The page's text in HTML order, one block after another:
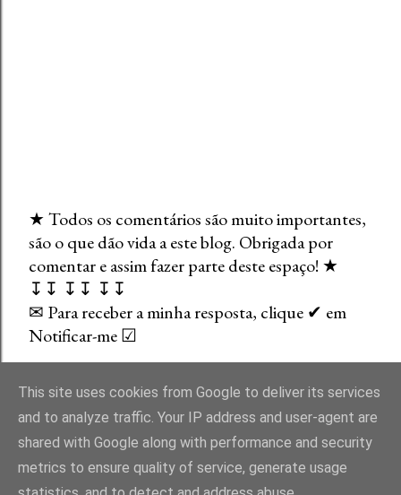
E
n
v
i
a
r
u
m
c
o
m
★ Todos os comentários são muito importantes,
são o que dão vida a este blog. Obrigada por
comentar e assim fazer parte deste espaço! ★
↧↧ ↧↧ ↧↧
✉ Para receber a minha resposta, clique ✔ em
Notificar-me ☑
Com tecnologia do Blogger
This site uses cookies from Google to deliver its services
and to analyze traffic. Your IP address and user-agent are
shared with Google along with performance and security
metrics to ensure quality of service, generate usage